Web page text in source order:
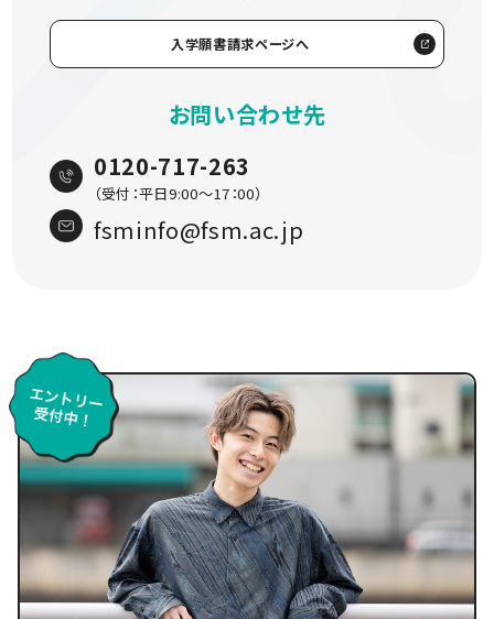
入学願書請求ページへ
お問い合わせ先
0120-717-263
（受付：平日9:00〜17：00）
fsminfo@fsm.ac.jp